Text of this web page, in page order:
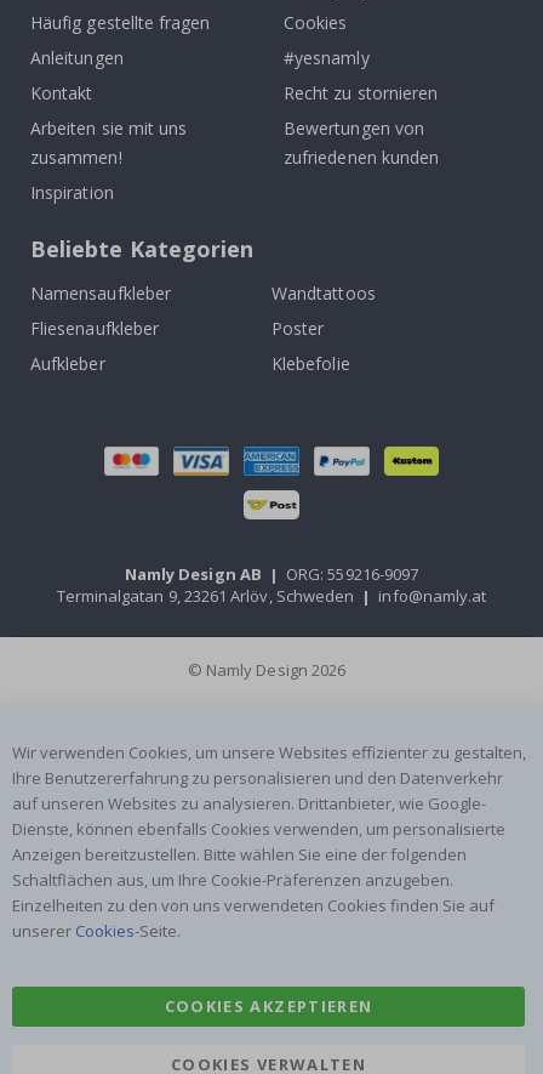
Häufig gestellte fragen
Anleitungen
Kontakt
Arbeiten sie mit uns
zusammen!
Inspiration
Cookies
#yesnamly
Recht zu stornieren
Bewertungen von
zufriedenen kunden
Beliebte Kategorien
Namensaufkleber
Wandtattoos
Fliesenaufkleber
Poster
Aufkleber
Klebefolie
Namly Design AB | ORG: 559216-9097
Terminalgatan 9, 23261 Arlöv, Schweden | info@namly.at
© Namly Design 2026
Wir verwenden Cookies, um unsere Websites effizienter zu gestalten,
Ihre Benutzererfahrung zu personalisieren und den Datenverkehr
auf unseren Websites zu analysieren. Drittanbieter, wie Google-
Dienste, können ebenfalls Cookies verwenden, um personalisierte
Anzeigen bereitzustellen. Bitte wählen Sie eine der folgenden
Schaltflächen aus, um Ihre Cookie-Präferenzen anzugeben.
Einzelheiten zu den von uns verwendeten Cookies finden Sie auf
unserer Cookies-Seite.
COOKIES AKZEPTIEREN
COOKIES VERWALTEN